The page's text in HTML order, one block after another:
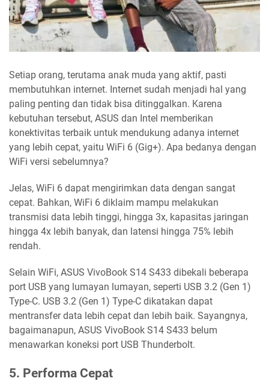
Setiap orang, terutama anak muda yang aktif, pasti
membutuhkan internet. Internet sudah menjadi hal yang
paling penting dan tidak bisa ditinggalkan. Karena
kebutuhan tersebut, ASUS dan Intel memberikan
konektivitas terbaik untuk mendukung adanya internet
yang lebih cepat, yaitu WiFi 6 (Gig+). Apa bedanya dengan
WiFi versi sebelumnya?
Jelas, WiFi 6 dapat mengirimkan data dengan sangat
cepat. Bahkan, WiFi 6 diklaim mampu melakukan
transmisi data lebih tinggi, hingga 3x, kapasitas jaringan
hingga 4x lebih banyak, dan latensi hingga 75% lebih
rendah.
Selain WiFi, ASUS VivoBook S14 S433 dibekali beberapa
port USB yang lumayan lumayan, seperti USB 3.2 (Gen 1)
Type-C. USB 3.2 (Gen 1) Type-C dikatakan dapat
mentransfer data lebih cepat dan lebih baik. Sayangnya,
bagaimanapun, ASUS VivoBook S14 S433 belum
menawarkan koneksi port USB Thunderbolt.
5. Performa Cepat